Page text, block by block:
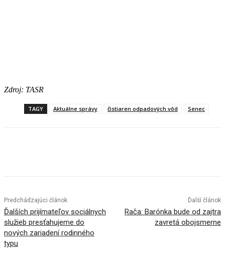
Zdroj: TASR
TAGY Aktuálne správy čistiaren odpadových vôd Senec
Predchádzajúci článok
Ďalších prijímateľov sociálnych
služieb presťahujeme do
nových zariadení rodinného
typu
Ďalší článok
Rača: Barónka bude od zajtra
zavretá obojsmerne